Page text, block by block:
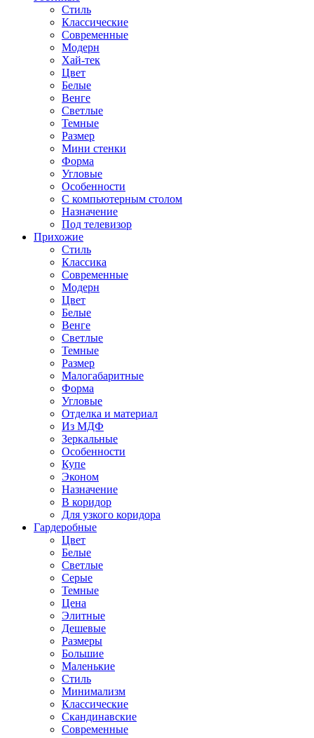
Стиль
Классические
Современные
Модерн
Хай-тек
Цвет
Белые
Венге
Светлые
Темные
Размер
Мини стенки
Форма
Угловые
Особенности
С компьютерным столом
Назначение
Под телевизор
Прихожие
Стиль
Классика
Современные
Модерн
Цвет
Белые
Венге
Светлые
Темные
Размер
Малогабаритные
Форма
Угловые
Отделка и материал
Из МДФ
Зеркальные
Особенности
Купе
Эконом
Назначение
В коридор
Для узкого коридора
Гардеробные
Цвет
Белые
Светлые
Серые
Темные
Цена
Элитные
Дешевые
Размеры
Большие
Маленькие
Стиль
Минимализм
Классические
Скандинавские
Современные